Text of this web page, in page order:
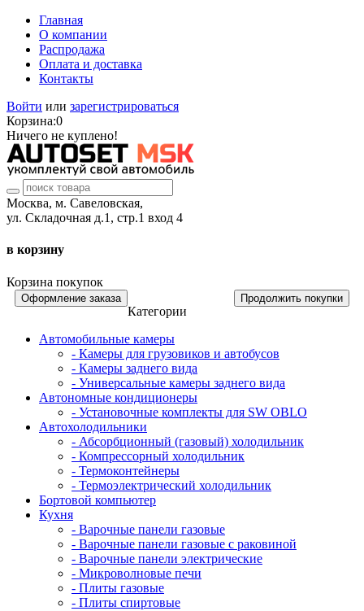
Главная
О компании
Распродажа
Оплата и доставка
Контакты
Войти или зарегистрироваться
Корзина:0
Ничего не куплено!
Москва, м. Савеловская,
ул. Складочная д.1, стр.1 вход 4
в корзину
Корзина покупок
Оформление заказа Продолжить покупки
Категории
Автомобильные камеры
- Камеры для грузовиков и автобусов
- Камеры заднего вида
- Универсальные камеры заднего вида
Автономные кондиционеры
- Установочные комплекты для SW OBLO
Автохолодильники
- Абсорбционный (газовый) холодильник
- Компрессорный холодильник
- Термоконтейнеры
- Термоэлектрический холодильник
Бортовой компьютер
Кухня
- Варочные панели газовые
- Варочные панели газовые с раковиной
- Варочные панели электрические
- Микроволновые печи
- Плиты газовые
- Плиты спиртовые